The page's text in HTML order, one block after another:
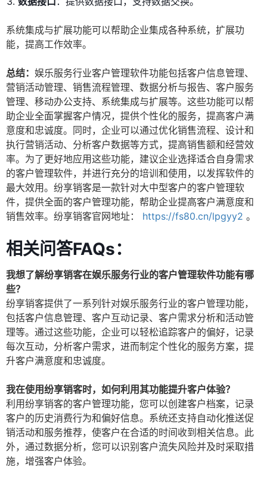
系统集成与扩展功能可以帮助企业集成各种系统，扩展功
能，提高工作效率。
总结： 娱乐服务行业客户管理软件功能包括客户信息管理、
营销活动管理、销售流程管理、数据分析与报告、客户服务
管理、移动办公支持、系统集成与扩展等。这些功能可以帮
助企业全面掌握客户情况，提供个性化的服务，提高客户满
意度和忠诚度。同时，企业可以通过优化销售流程、设计和
执行营销活动、分析客户数据等方式，提高销售额和经营效
率。为了更好地应用这些功能，建议企业选择适合自身需求
的客户管理软件，并进行充分的培训和使用，以发挥软件的
最大效用。纷享销客是一款针对大中型客户的客户管理软
件，提供全面的客户管理功能，帮助企业提高客户满意度和
销售效率。纷享销客官网地址：
https://fs80.cn/lpgyy2 。
相关问答FAQs：
我想了解纷享销客在娱乐服务行业的客户管理软件功能有哪
些？
纷享销客提供了一系列针对娱乐服务行业的客户管理功能，
包括客户信息管理、客户互动记录、客户需求分析和活动管
理等。通过这些功能，企业可以轻松追踪客户的偏好，记录
每次互动，分析客户需求，进而制定个性化的服务方案，提
升客户满意度和忠诚度。
我在使用纷享销客时，如何利用其功能提升客户体验？
利用纷享销客的客户管理功能，您可以创建客户档案，记录
客户的历史消费行为和偏好信息。系统还支持自动化推送促
销活动和服务推荐，使客户在合适的时间收到相关信息。此
外，通过数据分析，您可以识别客户流失风险并及时采取措
施，增强客户体验。